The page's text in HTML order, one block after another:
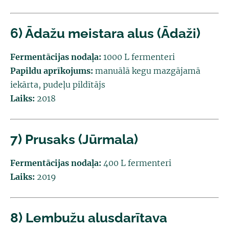
6) Ādažu meistara alus (Ādaži)
Fermentācijas nodaļa: 1000 L fermenteri
Papildu aprīkojums: manuālā kegu mazgājamā
iekārta, pudeļu pildītājs
Laiks: 2018
7) Prusaks (Jūrmala)
Fermentācijas nodaļa: 400 L fermenteri
Laiks: 2019
8) Lembužu alusdarītava